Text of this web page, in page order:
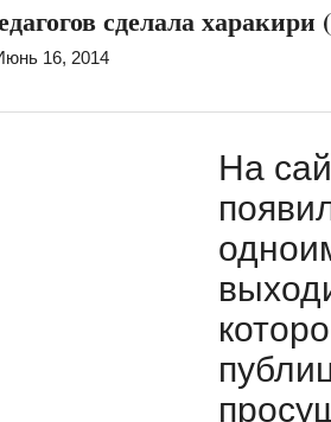
сделала харакири
16, 2014
На